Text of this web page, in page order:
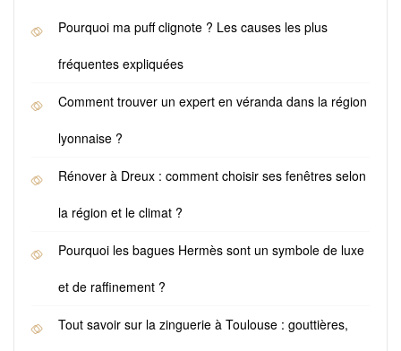
Pourquoi ma puff clignote ? Les causes les plus
fréquentes expliquées
Comment trouver un expert en véranda dans la région
lyonnaise ?
Rénover à Dreux : comment choisir ses fenêtres selon
la région et le climat ?
Pourquoi les bagues Hermès sont un symbole de luxe
et de raffinement ?
Tout savoir sur la zinguerie à Toulouse : gouttières,